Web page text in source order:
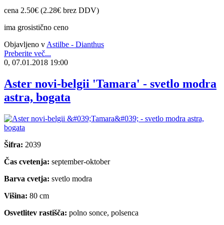
cena 2.50€ (2.28€ brez DDV)
ima grosistično ceno
Objavljeno v Astilbe - Dianthus
Preberite več...
0, 07.01.2018 19:00
Aster novi-belgii 'Tamara' - svetlo modra
astra, bogata
Šifra: 2039
Čas cvetenja: september-oktober
Barva cvetja: svetlo modra
Višina: 80 cm
Osvetlitev rastišča: polno sonce, polsenca